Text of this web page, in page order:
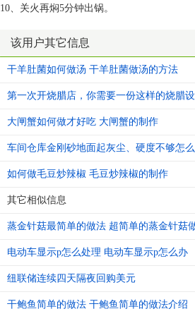
10、关火再焖5分钟出锅。
该用户其它信息
干羊肚菌如何做汤 干羊肚菌做汤的方法
第一次开烧腊店，你需要一份这样的烧腊
大闸蟹如何做才好吃 大闸蟹的制作
车间仓库金刚砂地面起灰尘、硬度不够怎
如何做毛豆炒辣椒 毛豆炒辣椒的制作
其它相似信息
蒸金针菇最简单的做法 超简单的蒸金针菇
电动车显示p怎么处理 电动车显示p怎么办
纽联储连续四天隔夜回购美元
干鲍鱼简单的做法 干鲍鱼简单的做法介绍